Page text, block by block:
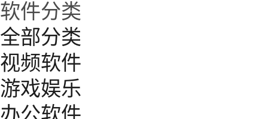
软件分类
全部分类
视频软件
游戏娱乐
办公软件